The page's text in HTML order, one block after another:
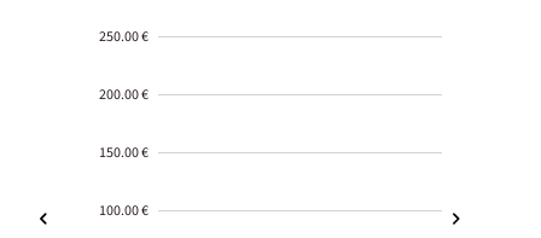
250.00 €
200.00 €
150.00 €
100.00 €